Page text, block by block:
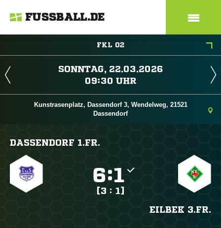
FUSSBALL.DE
FKL 02
 
 
Kunstrasenplatz, Dassendorf 3, Wendelweg, 21521
Dassendorf
DASSENDORF 1.FR.
:
[3 : 1]
EILBEK 3.FR.